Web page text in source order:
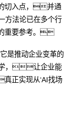
切入点，并通
法论已在多个行
重要参考。
是推动企业变革的
，让企业能
正实现从‘AI找场